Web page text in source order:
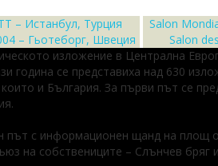
– Истанбул, Турция
Salon
– Гьотеборг, Швеция
Salon
изложение в Централна
година се представиха над 630
и България. За първи път се
път с информационен щанд на площ
на собствениците – Слънчев бряг